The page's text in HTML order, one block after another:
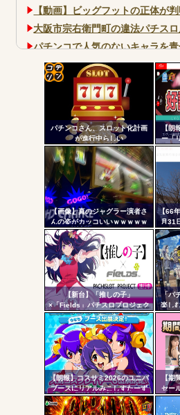
【動画】ビッグフットの正体が
大阪市宗右衛門町の違法パチス
パチンコで人気のないキャラを
ワイ、パチンコ屋店員の目の前
「今までありがとう」と...
無職のパチンコカス(22)なんや
ヤバいか教えて？...
AngelBeats!とかいうクソアニ
Powered by livedoor 相互RSS
パチンコさん、スロット化計画
が進行中らしい
【朗
ー「
【画像】真のジャグラー演者さ
んの姿がカッコいいｗｗｗｗｗ
【66
月31
停止
楽部
く
【新台】「推しの子」
×「Fields」パチスロプロジェク
ト特報ムービー公開！推しの子
でBITESやれるんか！？_
「パ
楽し
注意
【朗報】コスサミ2026のユニバ
ブースにリアルみこしすたーず
が降臨！！！電音部の実機も!？
【期
セー
- 固
定リ
ンク
自動
更新
ツー
ル